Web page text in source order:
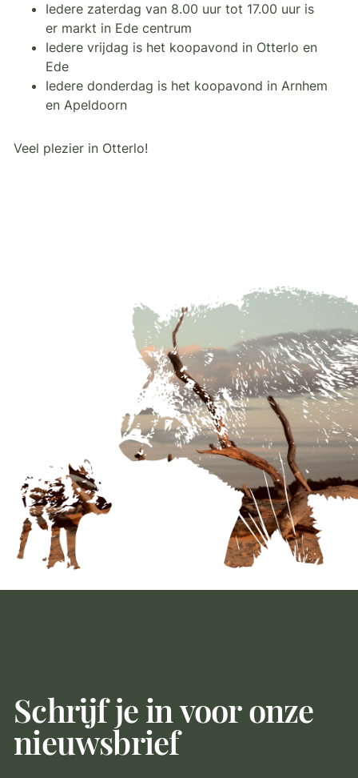
Iedere zaterdag van 8.00 uur tot 17.00 uur is
er markt in Ede centrum
Iedere vrijdag is het koopavond in Otterlo en
Ede
Iedere donderdag is het koopavond in Arnhem
en Apeldoorn
Veel plezier in Otterlo!
Schrijf je in voor onze
nieuwsbrief